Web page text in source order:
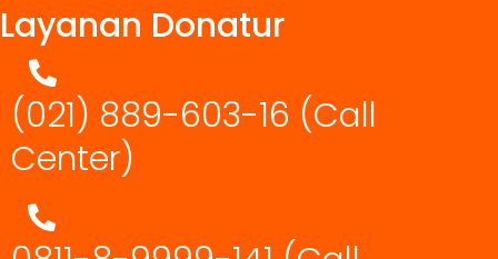
Layanan Donatur
(021) 889-603-16 (Call
Center)